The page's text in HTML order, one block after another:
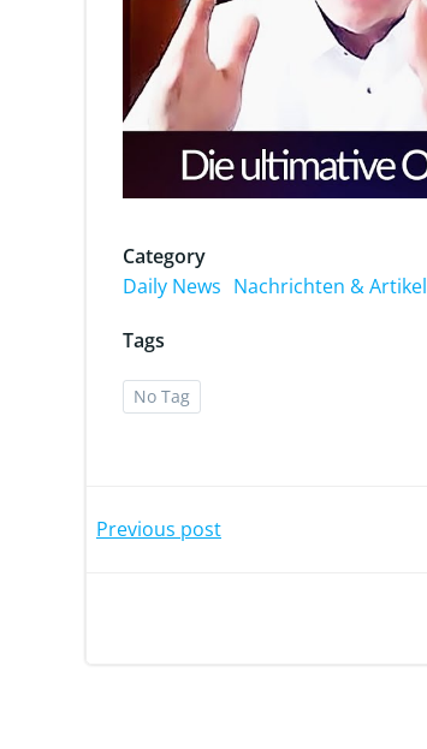
Category
Daily News Nachrichten & Artikel
Tags
No Tag
Previous post